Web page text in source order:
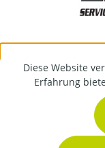
Diese Website
Erfahrung